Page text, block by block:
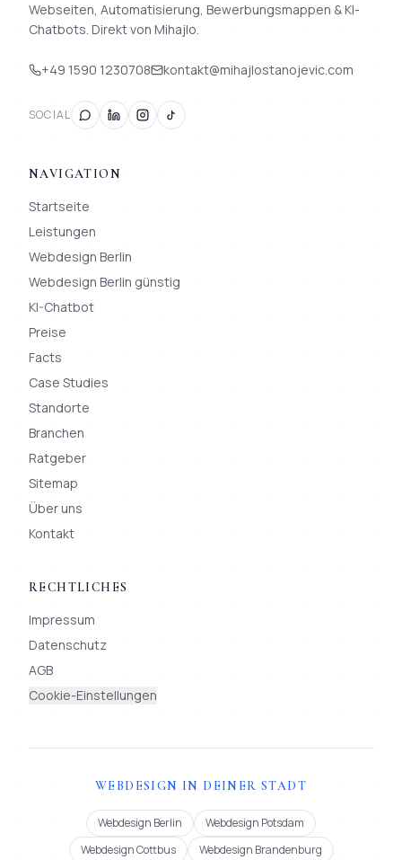
Webseiten, Automatisierung, Bewerbungsmappen & KI-
Chatbots. Direkt von Mihajlo.
+49 1590 1230708 kontakt@mihajlostanojevic.com
SOCIAL
NAVIGATION
Startseite
Leistungen
Webdesign Berlin
Webdesign Berlin günstig
KI-Chatbot
Preise
Facts
Case Studies
Standorte
Branchen
Ratgeber
Sitemap
Über uns
Kontakt
RECHTLICHES
Impressum
Datenschutz
AGB
Cookie-Einstellungen
WEBDESIGN IN DEINER STADT
Webdesign Berlin
Webdesign Potsdam
Webdesign Cottbus
Webdesign Brandenburg